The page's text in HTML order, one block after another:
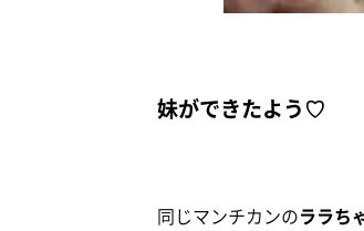
妹ができたよう♡
同じマンチカンのララち